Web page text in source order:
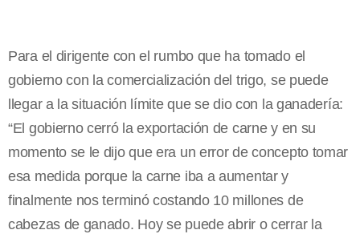
Para el dirigente con el rumbo que ha tomado el
gobierno con la comercialización del trigo, se puede
llegar a la situación límite que se dio con la ganadería:
“El gobierno cerró la exportación de carne y en su
momento se le dijo que era un error de concepto tomar
esa medida porque la carne iba a aumentar y
finalmente nos terminó costando 10 millones de
cabezas de ganado. Hoy se puede abrir o cerrar la